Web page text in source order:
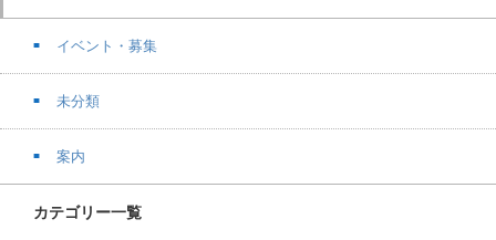
イベント・募集
未分類
案内
カテゴリー一覧